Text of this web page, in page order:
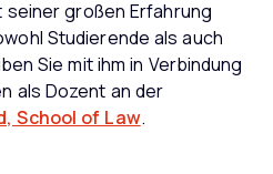
seiner großen Erfahrung
Studierende als auch
Sie mit ihm in Verbindung
als Dozent an der
School of Law.